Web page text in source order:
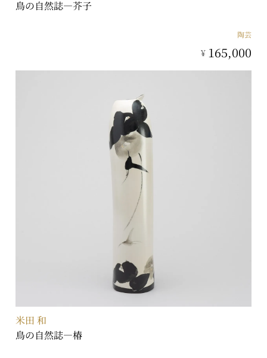
鳥の自然誌―芥子
陶芸
¥ 165,000
米田 和
鳥の自然誌―椿